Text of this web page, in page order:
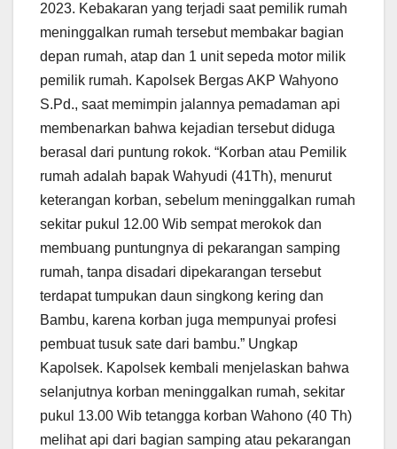
2023. Kebakaran yang terjadi saat pemilik rumah
meninggalkan rumah tersebut membakar bagian
depan rumah, atap dan 1 unit sepeda motor milik
pemilik rumah. Kapolsek Bergas AKP Wahyono
S.Pd., saat memimpin jalannya pemadaman api
membenarkan bahwa kejadian tersebut diduga
berasal dari puntung rokok. “Korban atau Pemilik
rumah adalah bapak Wahyudi (41Th), menurut
keterangan korban, sebelum meninggalkan rumah
sekitar pukul 12.00 Wib sempat merokok dan
membuang puntungnya di pekarangan samping
rumah, tanpa disadari dipekarangan tersebut
terdapat tumpukan daun singkong kering dan
Bambu, karena korban juga mempunyai profesi
pembuat tusuk sate dari bambu.” Ungkap
Kapolsek. Kapolsek kembali menjelaskan bahwa
selanjutnya korban meninggalkan rumah, sekitar
pukul 13.00 Wib tetangga korban Wahono (40 Th)
melihat api dari bagian samping atau pekarangan